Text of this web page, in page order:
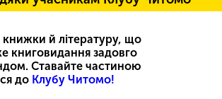
й літературу, що
книговидання задовго
Ставайте частиною
до Клубу Читомо!